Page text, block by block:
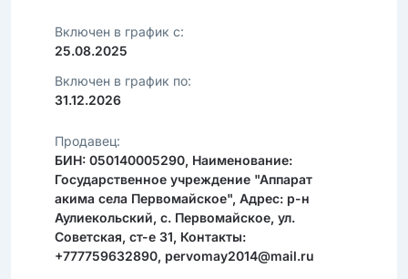
Включен в график с:
25.08.2025
Включен в график по:
31.12.2026
Продавец:
БИН: 050140005290, Наименование:
Государственное учреждение "Аппарат
акима села Первомайское", Адрес: р-н
Аулиекольский, с. Первомайское, ул.
Советская, ст-е 31, Контакты:
+777759632890, pervomay2014@mail.ru